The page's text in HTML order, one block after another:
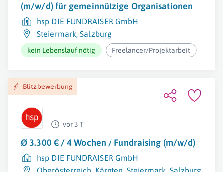
(m/w/d) für gemeinnützige Organisationen
hsp DIE FUNDRAISER GmbH
Steiermark,Salzburg
kein Lebenslauf nötig Freelancer/Projektarbeit
Blitzbewerbung
vor 3 T
Ø 3.300 € / 4 Wochen / Fundraising (m/w/d)
hsp DIE FUNDRAISER GmbH
Oberösterreich, Kärnten, Steiermark, Salzburg, Tirol